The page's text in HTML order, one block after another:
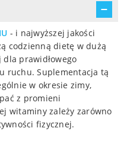
- i najwyższej jakości
codzienną dietę w dużą
prawidłowego
ruchu. Suplementacja tą
w okresie zimy,
z promieni
witaminy zależy zarówno
fizycznej.